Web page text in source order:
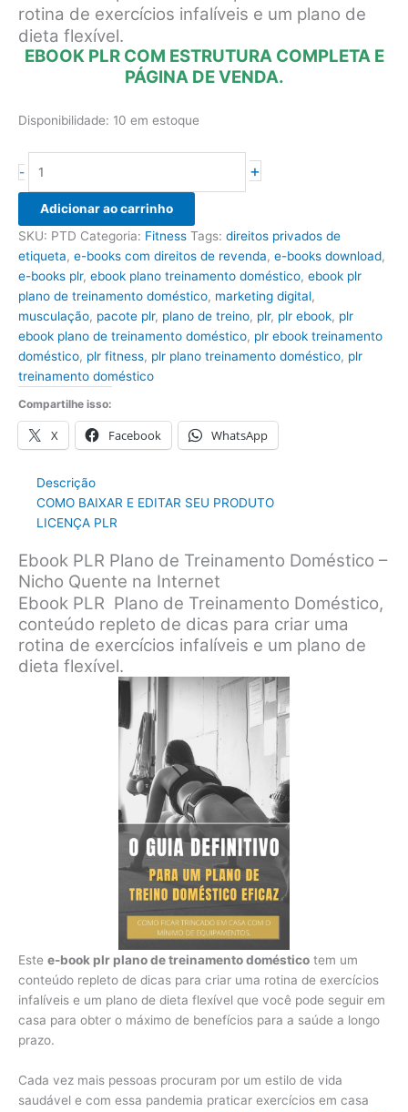
rotina de exercícios infalíveis e um plano de
dieta flexível.
EBOOK PLR COM ESTRUTURA COMPLETA E
PÁGINA DE VENDA.
Disponibilidade: 10 em estoque
-
PLR
Plano
Treinamento
Doméstico
quantidade
+
Adicionar ao carrinho
SKU: PTD Categoria: Fitness Tags: direitos privados de
etiqueta, e-books com direitos de revenda, e-books download,
e-books plr, ebook plano treinamento doméstico, ebook plr
plano de treinamento doméstico, marketing digital,
musculação, pacote plr, plano de treino, plr, plr ebook, plr
ebook plano de treinamento doméstico, plr ebook treinamento
doméstico, plr fitness, plr plano treinamento doméstico, plr
treinamento doméstico
Compartilhe isso:
X Facebook WhatsApp
Descrição
COMO BAIXAR E EDITAR SEU PRODUTO
LICENÇA PLR
Ebook PLR Plano de Treinamento Doméstico –
Nicho Quente na Internet
Ebook PLR Plano de Treinamento Doméstico,
conteúdo repleto de dicas para criar uma
rotina de exercícios infalíveis e um plano de
dieta flexível.
Este e-book plr plano de treinamento doméstico tem um
conteúdo repleto de dicas para criar uma rotina de exercícios
infalíveis e um plano de dieta flexível que você pode seguir em
casa para obter o máximo de benefícios para a saúde a longo
prazo.
Cada vez mais pessoas procuram por um estilo de vida
saudável e com essa pandemia praticar exercícios em casa